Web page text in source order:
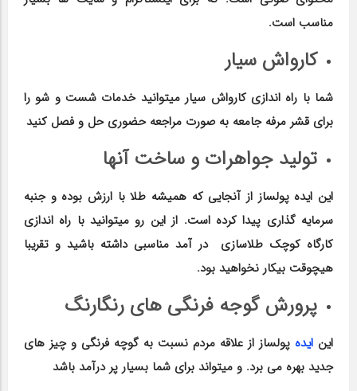
مناسب است.
کارواش سیار
شما با راه اندازی کارواش سیار میتوانید خدمات شست و شو را
برای قشر مرفه جامعه به صورت مراجعه حضوری حل و فصل کنید
تولید جواهرات و ساخت آنها
این ایده پولساز از آنجایی که همیشه طلا با ارزش بوده و جنبه
سرمایه گذاری پیدا کرده است. از این رو میتوانید با راه اندازی
کارگاه کوچک طلاسازی در آمد مناسبی داشته باشید و تقریبا
هیچوقت بیکار نخواهید بود.
پرورش گوجه فرنگی های رنگارنگ
این ایده پولساز از علاقه مردم نسبت به گوچه فرنگی و چیز های
جدید بهره می برد. و میتواند برای شما بسیار پر درآمد باشد